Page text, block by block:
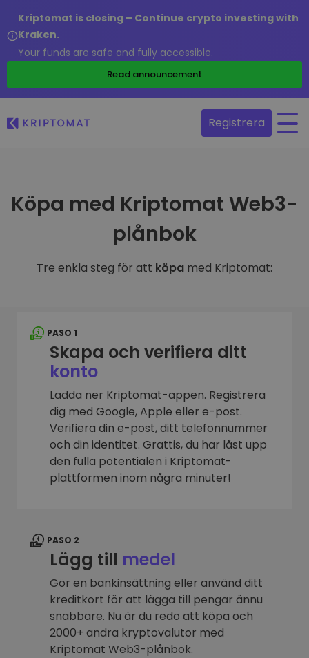
Kriptomat is closing – Continue crypto investing with
Kraken.
Your funds are safe and fully accessible.
Read announcement
Registrera
Köpa med Kriptomat Web3-
plånbok
Tre enkla steg för att köpa med Kriptomat:
PASO 1
Skapa och verifiera ditt
konto
Ladda ner Kriptomat-appen. Registrera
dig med Google, Apple eller e-post.
Verifiera din e-post, ditt telefonnummer
och din identitet. Grattis, du har låst upp
den fulla potentialen i Kriptomat-
plattformen inom några minuter!
PASO 2
Lägg till medel
Gör en bankinsättning eller använd ditt
kreditkort för att lägga till pengar ännu
snabbare. Nu är du redo att köpa och
2000+ andra kryptovalutor med
Kriptomat Web3-plånbok.